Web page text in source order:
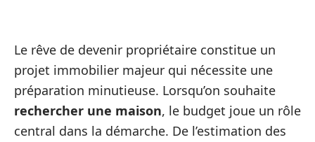
Le rêve de devenir propriétaire constitue un
projet immobilier majeur qui nécessite une
préparation minutieuse. Lorsqu’on souhaite
rechercher une maison, le budget joue un rôle
central dans la démarche. De l’estimation des